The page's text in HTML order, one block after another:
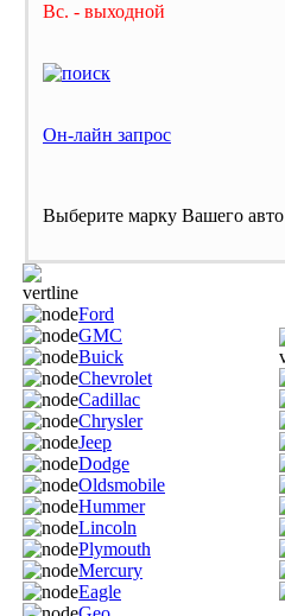
Вс. - выходной
Он-лайн запрос
Выберите марку Вашего авто
Ford
GMC
Buick
Chevrolet
Cadillac
Chrysler
Jeep
Dodge
Oldsmobile
Hummer
Lincoln
Plymouth
Mercury
Eagle